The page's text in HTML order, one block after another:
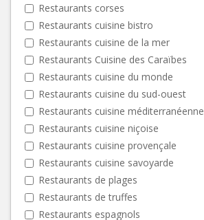
Restaurants corses
Restaurants cuisine bistro
Restaurants cuisine de la mer
Restaurants Cuisine des Caraïbes
Restaurants cuisine du monde
Restaurants cuisine du sud-ouest
Restaurants cuisine méditerranéenne
Restaurants cuisine niçoise
Restaurants cuisine provençale
Restaurants cuisine savoyarde
Restaurants de plages
Restaurants de truffes
Restaurants espagnols